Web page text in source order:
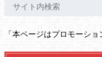
「本ページはプロモーショ